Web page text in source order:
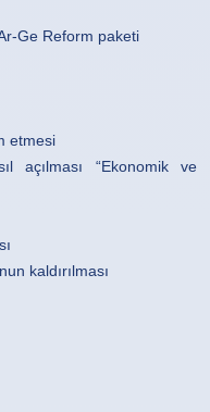
Ge Reform paketi
etmesi
açılması “Ekonomik ve
kaldırılması